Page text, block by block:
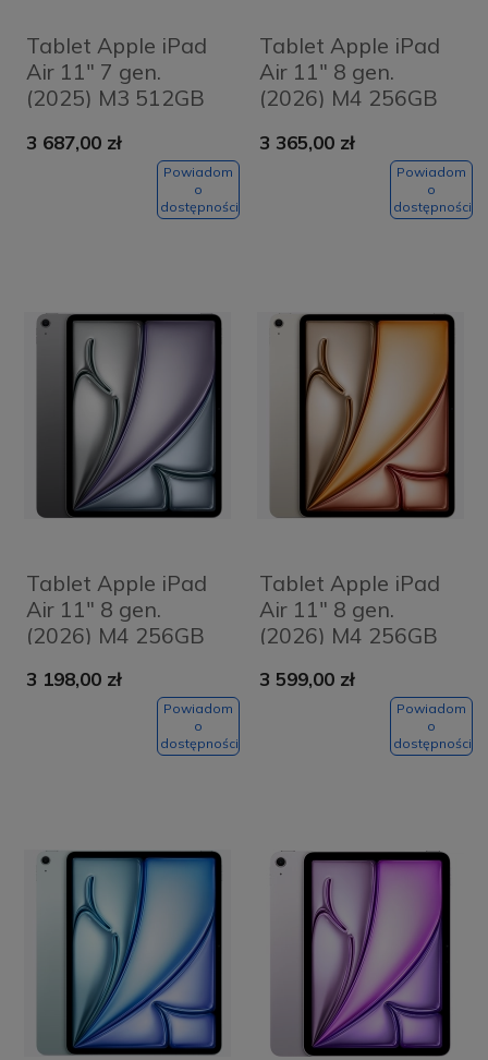
Tablet Apple iPad
Air 11" 7 gen.
(2025) M3 512GB
Blue
3 687,00 zł
Powiadom
o
dostępności
Tablet Apple iPad
Air 11" 8 gen.
(2026) M4 256GB
Purple
3 365,00 zł
Powiadom
o
dostępności
Tablet Apple iPad
Air 11" 8 gen.
(2026) M4 256GB
szarość - Space
3 198,00 zł
Powiadom
o
dostępności
Tablet Apple iPad
Air 11" 8 gen.
(2026) M4 256GB
poświata -
3 599,00 zł
Powiadom
o
dostępności